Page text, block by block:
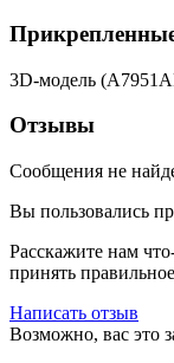
3D-модель
Отзывы
Сообщения не
Вы пользовались
Расскажите нам
принять
Написать отзыв
Возможно, вас это